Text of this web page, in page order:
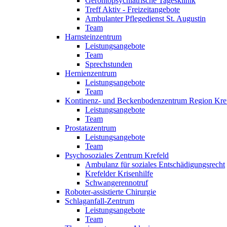
Treff Aktiv - Freizeitangebote
Ambulanter Pflegedienst St. Augustin
Team
Harnsteinzentrum
Leistungsangebote
Team
Sprechstunden
Hernienzentrum
Leistungsangebote
Team
Kontinenz- und Beckenbodenzentrum Region
Leistungsangebote
Team
Prostatazentrum
Leistungsangebote
Team
Psychosoziales Zentrum Krefeld
Ambulanz für soziales Entschädigungsrecht
Krefelder Krisenhilfe
Schwangerennotruf
Roboter-assistierte Chirurgie
Schlaganfall-Zentrum
Leistungsangebote
Team